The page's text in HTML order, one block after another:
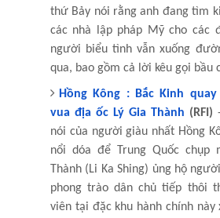
thứ Bảy nói rằng anh đang tìm
các nhà lập pháp Mỹ cho các
người biểu tình vẫn xuống
qua, bao gồm cả lời kêu gọi bầu
Hồng Kông : Bắc Kinh
vua địa ốc Lý Gia Thành (RFI)
nói của người giàu nhất Hồng
nổi dóa để Trung Quốc chụp
Thành (Li Ka Shing) ủng hộ
phong trào dân chủ tiếp thôi
viên tại đặc khu hành chính này